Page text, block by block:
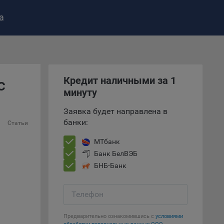
Статьи
Кредит наличными за 1
минуту
Заявка будет направлена в
банки:
МТбанк
Банк БелВЭБ
БНБ-Банк
Телефон
Предварительно ознакомившись с условиями